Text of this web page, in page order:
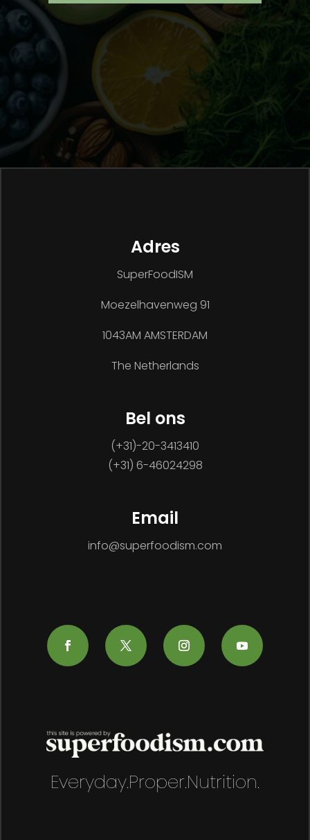
Adres
SuperFoodISM
Moezelhavenweg 91
1043AM AMSTERDAM
The Netherlands
Bel ons
(+31)-20-3413410
(+31) 6-46024298
Email
info@superfoodism.com
Everyday.Proper.Nutrition.